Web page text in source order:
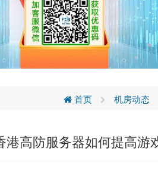
首页 机房动态
港高防服务器如何提高游